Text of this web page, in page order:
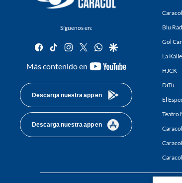
Síguenos en:
facebook
tiktok instagram
twitterwhatsapp
google
Más contenido en
youtube-
Descarga nuestra app en
Descarga nuestra app en
Blu
Gol
La Kalle
HJCK
DiTu
El
Teatro